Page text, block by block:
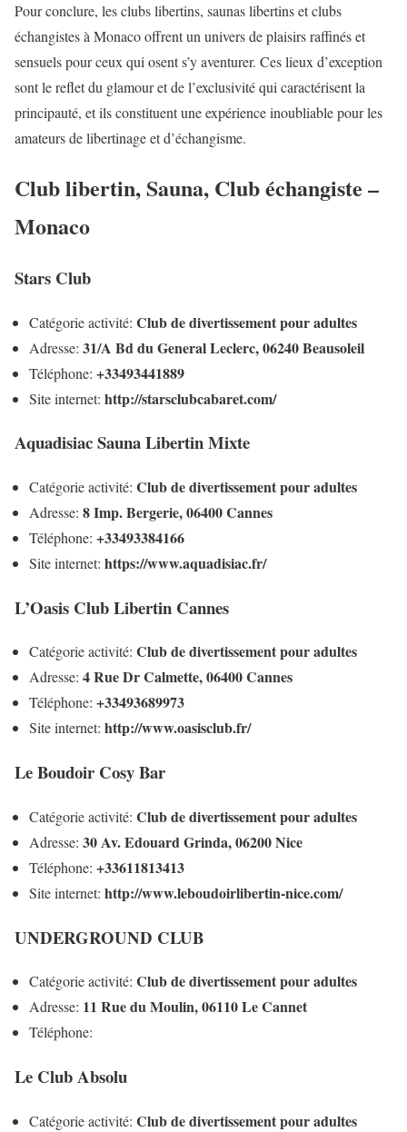
Pour conclure, les clubs libertins, saunas libertins et clubs
échangistes à Monaco offrent un univers de plaisirs raffinés et
sensuels pour ceux qui osent s’y aventurer. Ces lieux d’exception
sont le reflet du glamour et de l’exclusivité qui caractérisent la
principauté, et ils constituent une expérience inoubliable pour les
amateurs de libertinage et d’échangisme.
Club libertin, Sauna, Club échangiste –
Monaco
Stars Club
Catégorie activité: Club de divertissement pour adultes
Adresse: 31/A Bd du General Leclerc, 06240 Beausoleil
Téléphone: +33493441889
Site internet: http://starsclubcabaret.com/
Aquadisiac Sauna Libertin Mixte
Catégorie activité: Club de divertissement pour adultes
Adresse: 8 Imp. Bergerie, 06400 Cannes
Téléphone: +33493384166
Site internet: https://www.aquadisiac.fr/
L’Oasis Club Libertin Cannes
Catégorie activité: Club de divertissement pour adultes
Adresse: 4 Rue Dr Calmette, 06400 Cannes
Téléphone: +33493689973
Site internet: http://www.oasisclub.fr/
Le Boudoir Cosy Bar
Catégorie activité: Club de divertissement pour adultes
Adresse: 30 Av. Edouard Grinda, 06200 Nice
Téléphone: +33611813413
Site internet: http://www.leboudoirlibertin-nice.com/
UNDERGROUND CLUB
Catégorie activité: Club de divertissement pour adultes
Adresse: 11 Rue du Moulin, 06110 Le Cannet
Téléphone:
Le Club Absolu
Catégorie activité: Club de divertissement pour adultes